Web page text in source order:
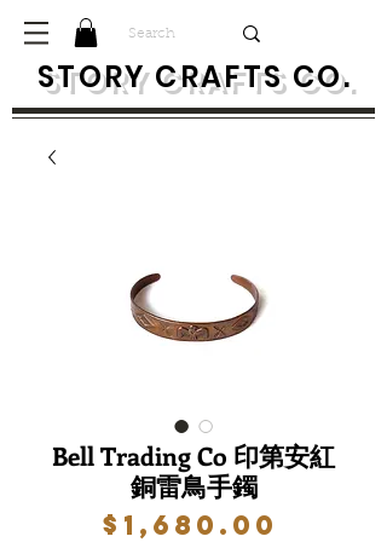
STORY CRAFTS CO.
Bell Trading Co 印第安紅
銅雷鳥手鐲
$1,680.00